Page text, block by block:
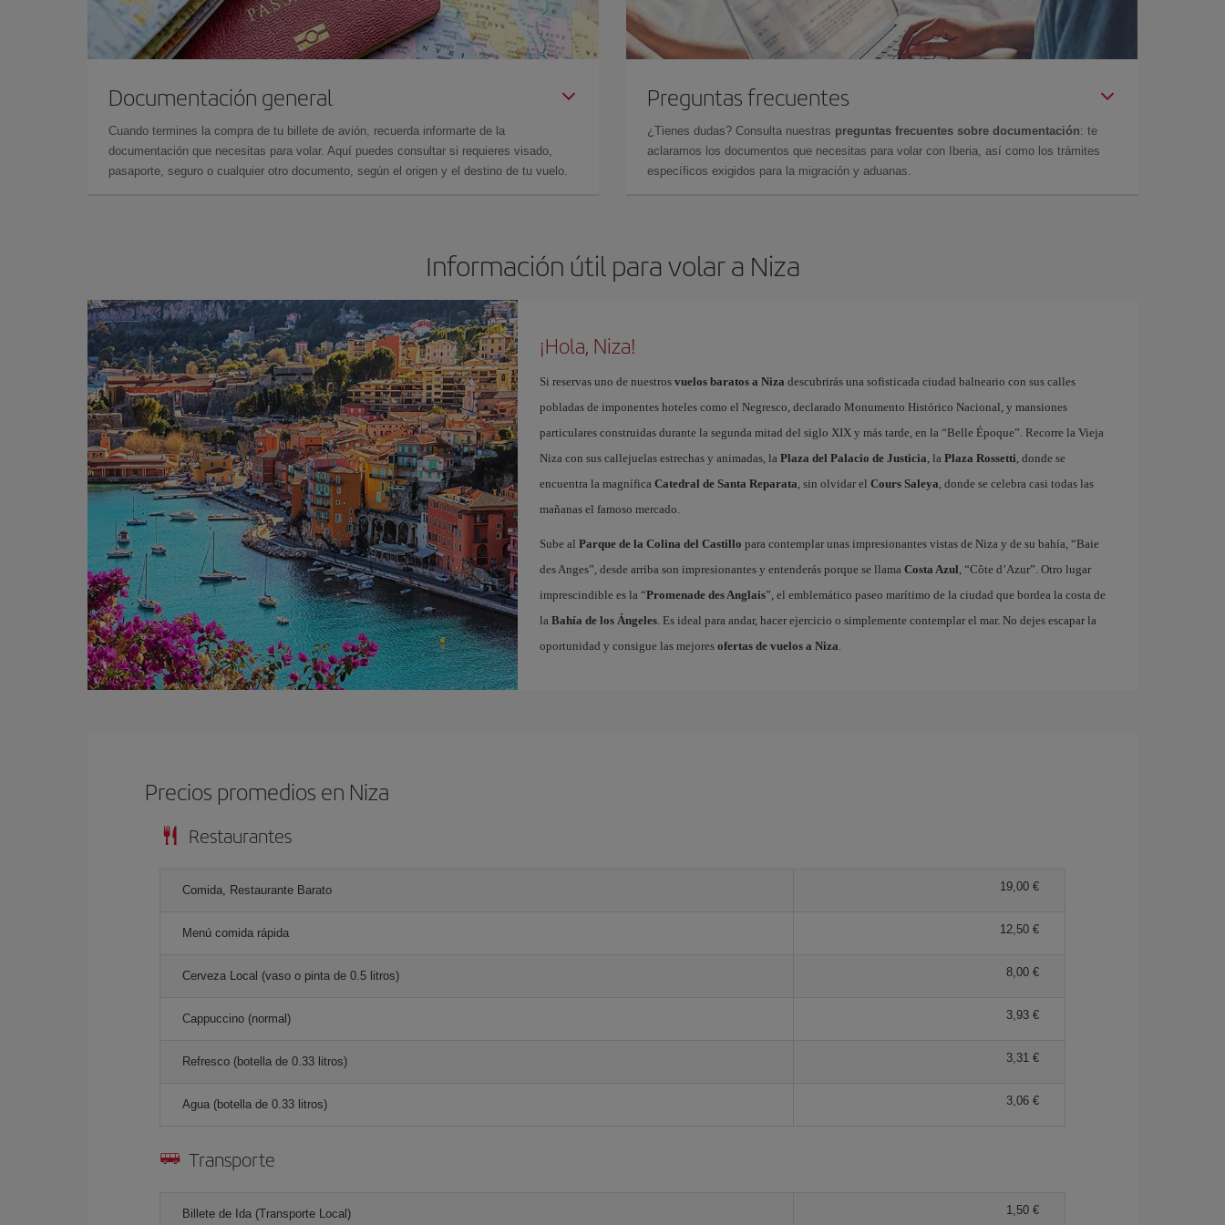
Documentación general
Cuando termines la compra de tu billete de avión, recuerda informarte de la
documentación que necesitas para volar. Aquí puedes consultar si requieres visado,
pasaporte, seguro o cualquier otro documento, según el origen y el destino de tu vuelo.
Preguntas frecuentes
¿Tienes dudas? Consulta nuestras preguntas frecuentes sobre documentación: te
aclaramos los documentos que necesitas para volar con Iberia, así como los trámites
específicos exigidos para la migración y aduanas.
Información útil para volar a Niza
¡Hola, Niza!
Si reservas uno de nuestros vuelos baratos a Niza descubrirás una sofisticada ciudad balneario con sus calles
pobladas de imponentes hoteles como el Negresco, declarado Monumento Histórico Nacional, y mansiones
particulares construidas durante la segunda mitad del siglo XIX y más tarde, en la “Belle Époque”. Recorre la Vieja
Niza con sus callejuelas estrechas y animadas, la Plaza del Palacio de Justicia, la Plaza Rossetti, donde se
encuentra la magnífica Catedral de Santa Reparata, sin olvidar el Cours Saleya, donde se celebra casi todas las
mañanas el famoso mercado.
Sube al Parque de la Colina del Castillo para contemplar unas impresionantes vistas de Niza y de su bahía, “Baie
des Anges”, desde arriba son impresionantes y entenderás porque se llama Costa Azul, “Côte d’Azur”. Otro lugar
imprescindible es la “Promenade des Anglais”, el emblemático paseo marítimo de la ciudad que bordea la costa de
la Bahía de los Ángeles. Es ideal para andar, hacer ejercicio o simplemente contemplar el mar. No dejes escapar la
oportunidad y consigue las mejores ofertas de vuelos a Niza.
Precios promedios en Niza
Restaurantes
Comida, Restaurante Barato 19,00 €
Menú comida rápida 12,50 €
Cerveza Local (vaso o pinta de 0.5 litros) 8,00 €
Cappuccino (normal) 3,93 €
Refresco (botella de 0.33 litros) 3,31 €
Agua (botella de 0.33 litros) 3,06 €
Transporte
Billete de Ida (Transporte Local) 1,50 €